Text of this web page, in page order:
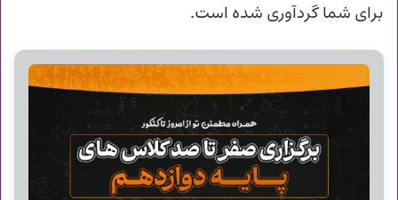
برای شما گردآوری شده است.